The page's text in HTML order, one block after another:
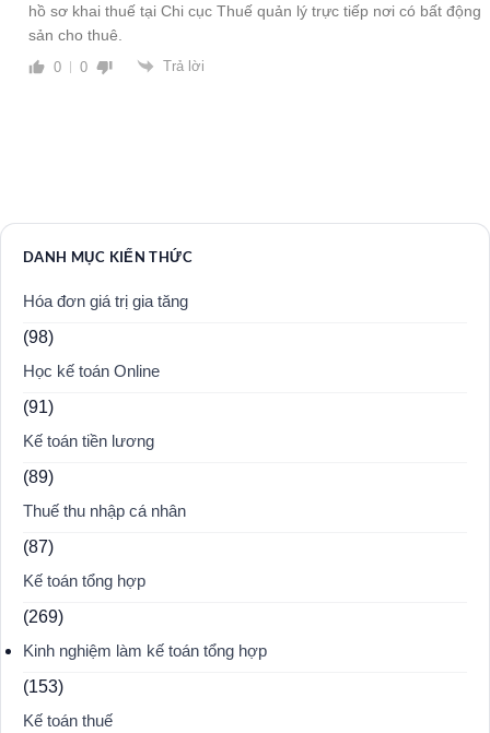
hồ sơ khai thuế tại Chi cục Thuế quản lý trực tiếp nơi có bất động
sản cho thuê.
0 0 Trả lời
DANH MỤC KIẾN THỨC
Hóa đơn giá trị gia tăng
(98)
Học kế toán Online
(91)
Kế toán tiền lương
(89)
Thuế thu nhập cá nhân
(87)
Kế toán tổng hợp
(269)
Kinh nghiệm làm kế toán tổng hợp
(153)
Kế toán thuế